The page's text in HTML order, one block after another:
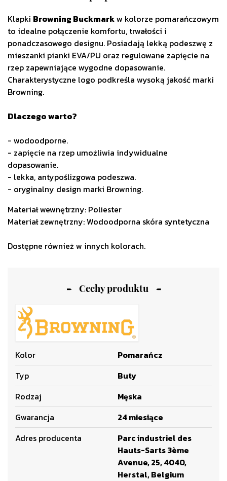
Cechy produktu
Kolor
Pomarańcz
Typ
Buty
Rodzaj
Męska
Gwarancja
24 miesiące
Adres producenta
Parc industriel des
Hauts-Sarts 3ème
Avenue, 25, 4040,
Herstal, Belgium
Klapki Browning Buckmarkw kolorze pomarańczowym
to idealne połączenie komfortu, trwałości i
ponadczasowego designu. Posiadają lekką podeszwę z
mieszanki pianki EVA/PU oraz regulowane zapięcie na
rzep zapewniające wygodne dopasowanie.
Charakterystyczne logo podkreśla wysoką jakość marki
Browning.
Dlaczego warto?
- wodoodporne.
- zapięcie na rzep umożliwia indywidualne
dopasowanie.
- lekka, antypoślizgowa podeszwa.
- oryginalny design marki Browning.
Materiał wewnętrzny: Poliester
Materiał zewnętrzny: Wodoodporna skóra syntetyczna
Dostępne również w innych kolorach.